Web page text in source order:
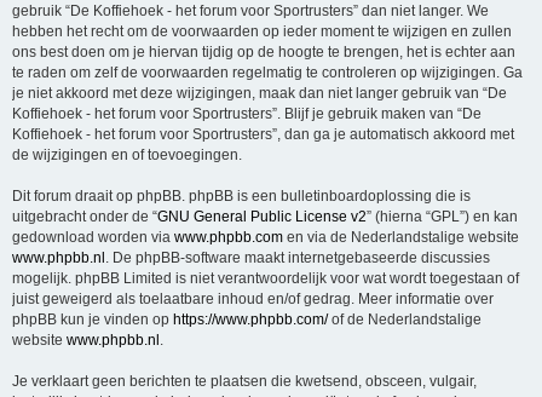
gebruik “De Koffiehoek - het forum voor Sportrusters” dan niet langer. We
hebben het recht om de voorwaarden op ieder moment te wijzigen en zullen
ons best doen om je hiervan tijdig op de hoogte te brengen, het is echter aan
te raden om zelf de voorwaarden regelmatig te controleren op wijzigingen. Ga
je niet akkoord met deze wijzigingen, maak dan niet langer gebruik van “De
Koffiehoek - het forum voor Sportrusters”. Blijf je gebruik maken van “De
Koffiehoek - het forum voor Sportrusters”, dan ga je automatisch akkoord met
de wijzigingen en of toevoegingen.
Dit forum draait op phpBB. phpBB is een bulletinboardoplossing die is
uitgebracht onder de “GNU General Public License v2” (hierna “GPL”) en kan
gedownload worden via www.phpbb.com en via de Nederlandstalige website
www.phpbb.nl . De phpBB-software maakt internetgebaseerde discussies
mogelijk. phpBB Limited is niet verantwoordelijk voor wat wordt toegestaan of
juist geweigerd als toelaatbare inhoud en/of gedrag. Meer informatie over
phpBB kun je vinden op https://www.phpbb.com/of de Nederlandstalige
website www.phpbb.nl .
Je verklaart geen berichten te plaatsen die kwetsend, obsceen, vulgair,